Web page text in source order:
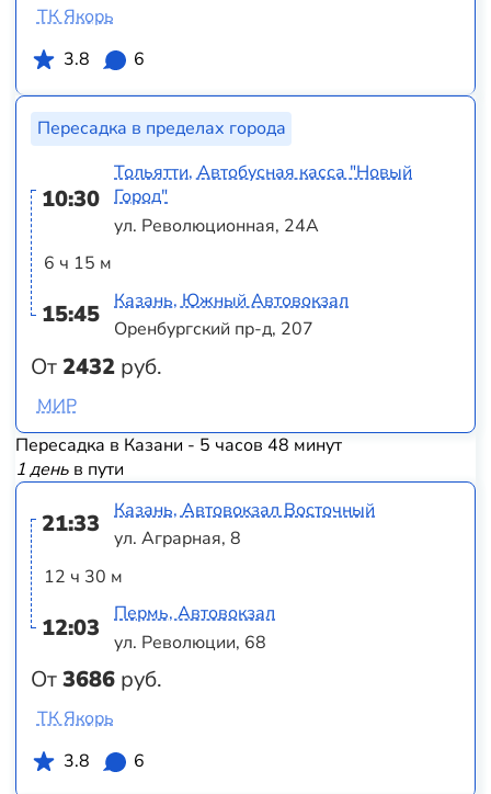
ТК Якорь
3.8
6
Пересадка в пределах города
10:30
6 ч 15 м
15:45
От2432 руб.
Тольятти, Автобусная касса "Новый
Город"
ул. Революционная, 24А
Казань, Южный Автовокзал
Оренбургский пр-д, 207
МИР
Пересадка в Казани - 5 часов 48 минут
1 деньв пути
21:33
12 ч 30 м
12:03
От3686 руб.
Казань, Автовокзал Восточный
ул. Аграрная, 8
Пермь, Автовокзал
ул. Революции, 68
ТК Якорь
3.8
6